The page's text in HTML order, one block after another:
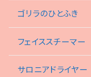
ゴリラのひとふき
フェイススチーマー
サロニアドライヤー